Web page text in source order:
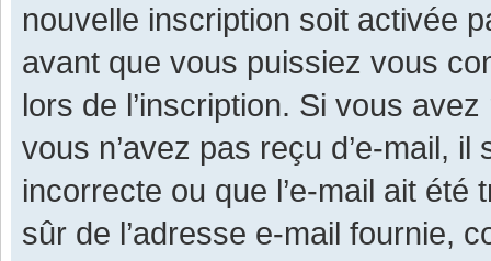
nouvelle inscription soit activée
avant que vous puissiez vous
lors de l’inscription. Si vous
vous n’avez pas reçu d’e-mail,
incorrecte ou que l’e-mail ait
sûr de l’adresse e-mail fournie,